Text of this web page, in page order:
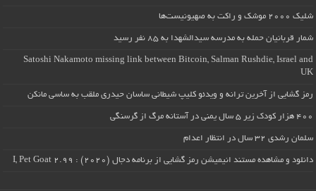
شلیک ۲۰۰۰ موشک و راکت به صهیونیست‌ها
شمار قربانیان حمله به مدرسه سیدالشهدا به ۸۵ نفر رسید
Satoshi Nakamoto missing link between Bitcoin, Salman Rushdie, Israel and
UK
رمز گشایی از آخرین ترانه و ویدئو کلیپ شیطانی ساسان حیدری ملقب به ساسی مانکن
۴۰۰ هزار کودک زیر ۵ سال یمنی در آستانه مرگ از گرسنگی
سلمان رشدی ۳۲ سال در انتظار اعدام
دانلود و مشاهده مستند انیمیشن رمز گشایی از برنامه دجال (۲۰۲۰) : I, Pet Goat 2.99